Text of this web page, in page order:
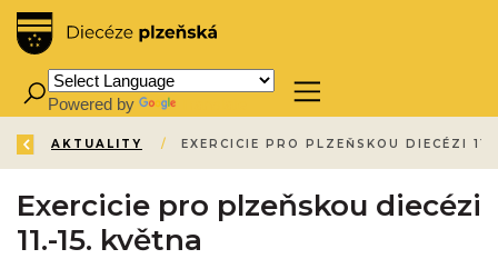
Powered by
ZPĚT
ÚVOD /
AKTUALITY /
Exercicie pro plzeňskou diecézi
11.-15. května